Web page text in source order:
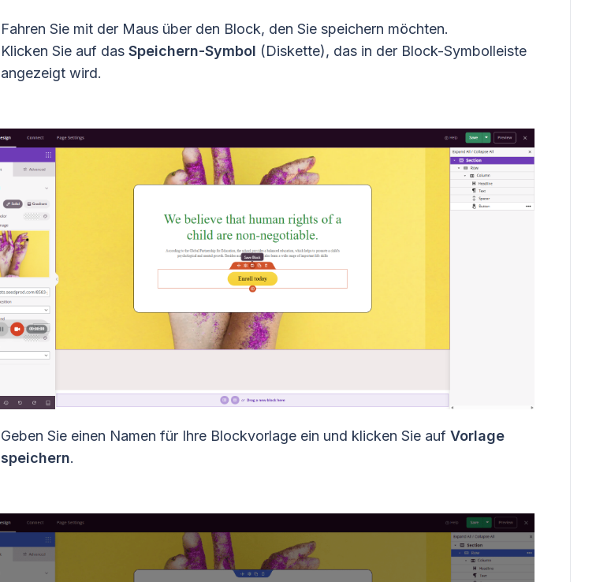
Fahren Sie mit der Maus über den Block, den Sie speichern möchten.
Klicken Sie auf das Speichern-Symbol (Diskette), das in der Block-Symbolleiste
angezeigt wird.
Geben Sie einen Namen für Ihre Blockvorlage ein und klicken Sie auf Vorlage
speichern.